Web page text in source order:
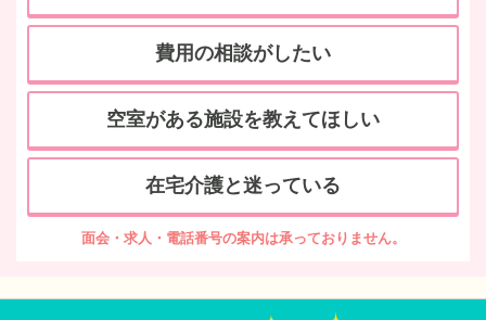
費用の相談がしたい
空室がある施設を教えてほしい
在宅介護と迷っている
面会・求人・電話番号の案内は承っておりません。